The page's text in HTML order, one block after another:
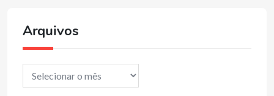
Arquivos
Arquivos